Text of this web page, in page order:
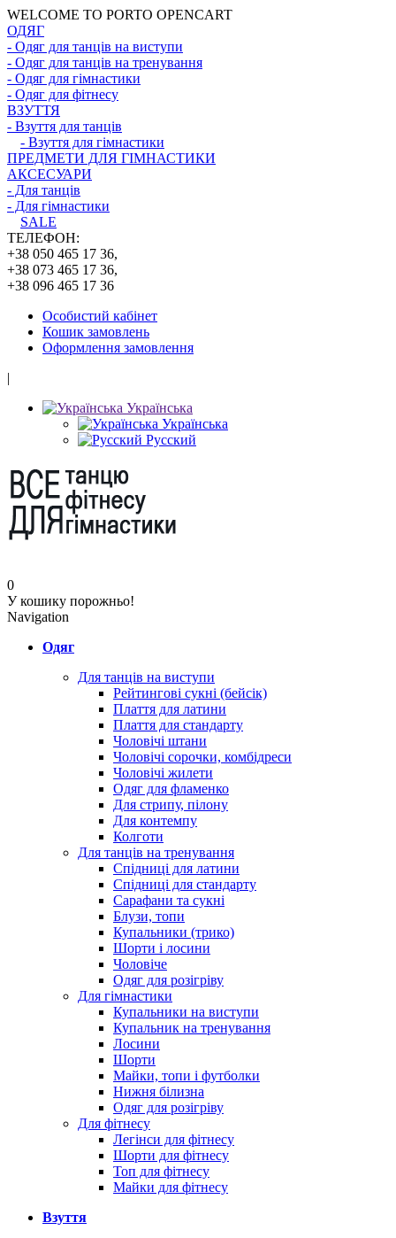
WELCOME TO PORTO OPENCART
ОДЯГ
- Одяг для танців на виступи
- Одяг для танців на тренування
- Одяг для гімнастики
- Одяг для фітнесу
ВЗУТТЯ
- Взуття для танців
- Взуття для гімнастики
ПРЕДМЕТИ ДЛЯ ГІМНАСТИКИ
АКСЕСУАРИ
- Для танців
- Для гімнастики
SALE
ТЕЛЕФОН:
+38 050 465 17 36,
+38 073 465 17 36,
+38 096 465 17 36
Особистий кабінет
Кошик замовлень
Оформлення замовлення
|
Українська
Українська
Русский
0
У кошику порожньо!
Navigation
Одяг
Для танців на виступи
Рейтингові сукні (бейсік)
Плаття для латини
Плаття для стандарту
Чоловічі штани
Чоловічі сорочки, комбідреси
Чоловічі жилети
Одяг для фламенко
Для стрипу, пілону
Для контемпу
Колготи
Для танців на тренування
Спідниці для латини
Спідниці для стандарту
Сарафани та сукні
Блузи, топи
Купальники (трико)
Шорти і лосини
Чоловіче
Одяг для розігріву
Для гімнастики
Купальники на виступи
Купальник на тренування
Лосини
Шорти
Майки, топи і футболки
Нижня білизна
Одяг для розігріву
Для фітнесу
Легінси для фітнесу
Шорти для фітнесу
Топ для фітнесу
Майки для фітнесу
Взуття